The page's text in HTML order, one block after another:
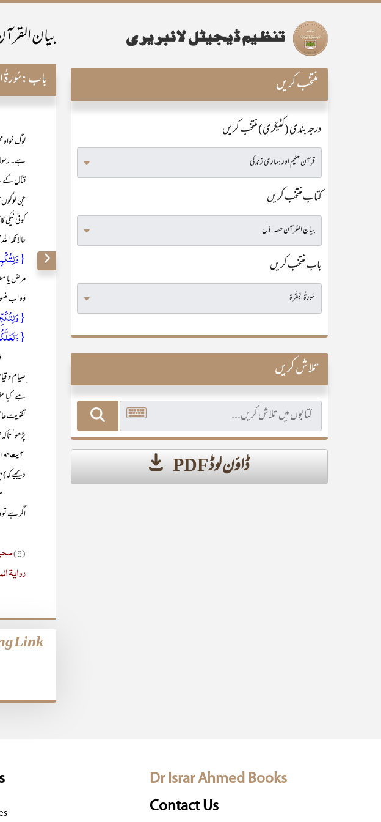
بیان
باب:سُورۃُ
لوگ خواہ
ہے۔
قتال کے
جن
حالانکہ
{ وَ
مرض یا
وہ اب
{ وَ
{ وَ
وہ
ِصیام و
ہے‘ کیا
تقویت
پڑھو‘
آیت ۱۸۶
دیجیے
میرے
اگر ہے
(۲۱)
روایۃ
Link
منتخب کریں
درجہ بندی (کٹیگری) منتخب کریں
کتاب منتخب کریں
باب منتخب کریں
تلاش کریں
ڈاؤن لوڈ PDF
Dr Israr Ahmed Books
Contact Us